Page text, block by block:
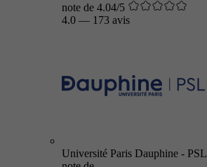
note de 4.04/5
4.0 — 173 avis
Université Paris Dauphine - PSL